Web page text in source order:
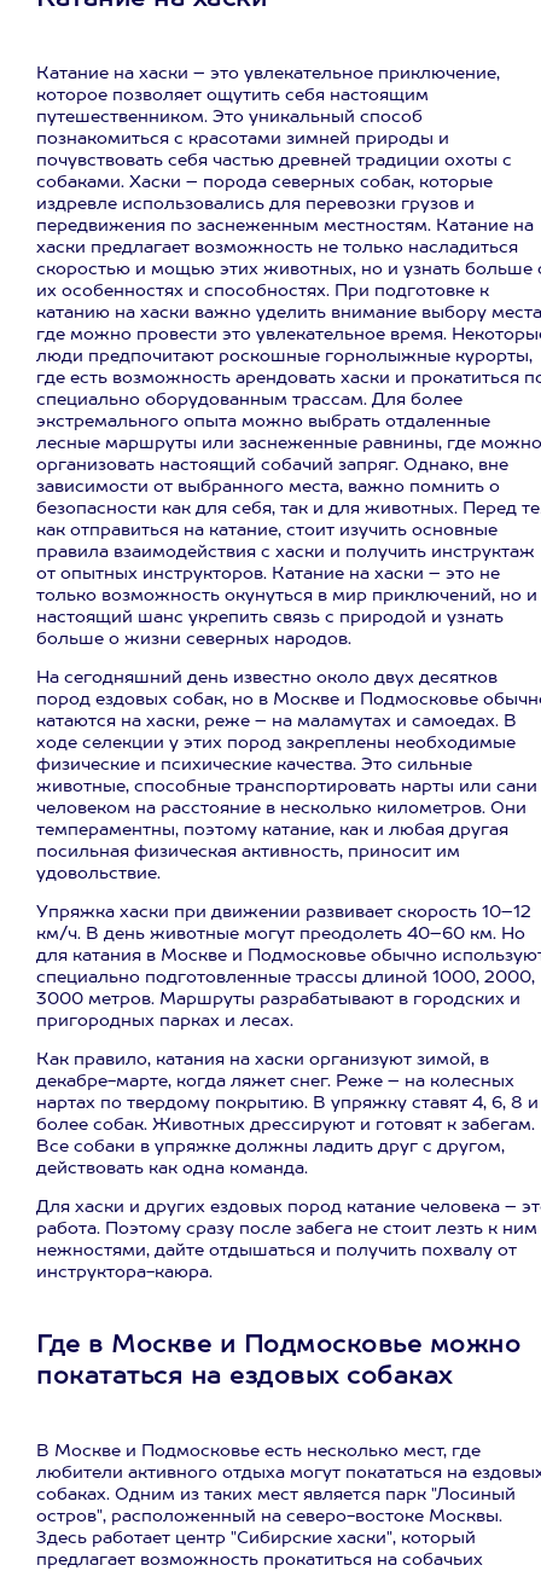
Катание на хаски – это увлекательное приключение,
которое позволяет ощутить себя настоящим
путешественником. Это уникальный способ
познакомиться с красотами зимней природы и
почувствовать себя частью древней традиции охоты с
собаками. Хаски – порода северных собак, которые
издревле использовались для перевозки грузов и
передвижения по заснеженным местностям. Катание на
хаски предлагает возможность не только насладиться
скоростью и мощью этих животных, но и узнать больше
их особенностях и способностях. При подготовке к
катанию на хаски важно уделить внимание выбору
где можно провести это увлекательное время.
люди предпочитают роскошные горнолыжные курорты,
где есть возможность арендовать хаски и прокатиться
специально оборудованным трассам. Для более
экстремального опыта можно выбрать отдаленные
лесные маршруты или заснеженные равнины, где можно
организовать настоящий собачий запряг. Однако, вне
зависимости от выбранного места, важно помнить о
безопасности как для себя, так и для животных. Перед
как отправиться на катание, стоит изучить основные
правила взаимодействия с хаски и получить инструктаж
от опытных инструкторов. Катание на хаски – это не
только возможность окунуться в мир приключений, но и
настоящий шанс укрепить связь с природой и узнать
больше о жизни северных народов.
На сегодняшний день известно около двух десятков
пород ездовых собак, но в Москве и Подмосковье
катаются на хаски, реже – на маламутах и самоедах. В
ходе селекции у этих пород закреплены необходимые
физические и психические качества. Это сильные
животные, способные транспортировать нарты или сани
человеком на расстояние в несколько километров. Они
темпераментны, поэтому катание, как и любая другая
посильная физическая активность, приносит им
удовольствие.
Упряжка хаски при движении развивает скорость 10–12
км/ч. В день животные могут преодолеть 40–60 км. Но
для катания в Москве и Подмосковье обычно
специально подготовленные трассы длиной 1000, 2000,
3000 метров. Маршруты разрабатывают в городских и
пригородных парках и лесах.
Как правило, катания на хаски организуют зимой, в
декабре-марте, когда ляжет снег. Реже – на колесных
нартах по твердому покрытию. В упряжку ставят 4, 6, 8 и
более собак. Животных дрессируют и готовят к забегам.
Все собаки в упряжке должны ладить друг с другом,
действовать как одна команда.
Для хаски и других ездовых пород катание человека –
работа. Поэтому сразу после забега не стоит лезть к ним
нежностями, дайте отдышаться и получить похвалу от
инструктора-каюра.
Где в Москве и Подмосковье можно
покататься на ездовых собаках
В Москве и Подмосковье есть несколько мест, где
любители активного отдыха могут покататься на
собаках. Одним из таких мест является парк "Лосиный
остров", расположенный на северо-востоке Москвы.
Здесь работает центр "Сибирские хаски", который
предлагает возможность прокатиться на собачьих